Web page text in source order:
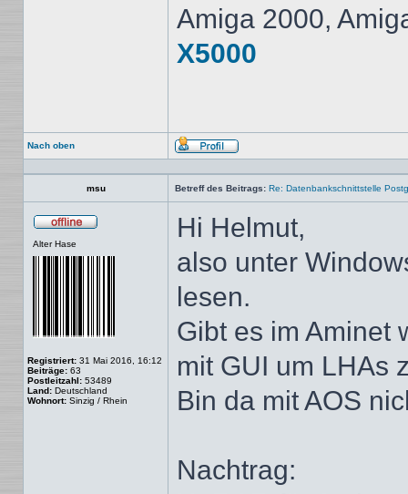
Amiga 2000,
X5000
Nach oben
Profil
msu Betreff des Beitrags: Re: Datenbankschnittstelle
Alter Hase
Registriert: 31 Mai 2016, 16:12
Beiträge: 63
Postleitzahl: 53489
Land: Deutschland
Wohnort: Sinzig / Rhein
Hi Helmut,
also unter
lesen.
Gibt es im Aminet
mit GUI um LHAs
Bin da mit AOS
Nachtrag: